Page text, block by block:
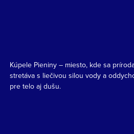
Kúpele Pieniny – miesto, kde sa
stretáva s liečivou silou vody a
pre telo aj dušu.